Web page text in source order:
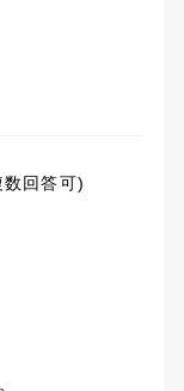
回答可)